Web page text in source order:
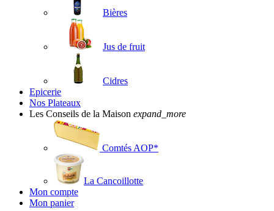
Bières
Jus de fruit
Cidres
Epicerie
Nos Plateaux
Les Conseils de la Maison expand_more
Comtés AOP*
La Cancoillotte
Mon compte
Mon panier